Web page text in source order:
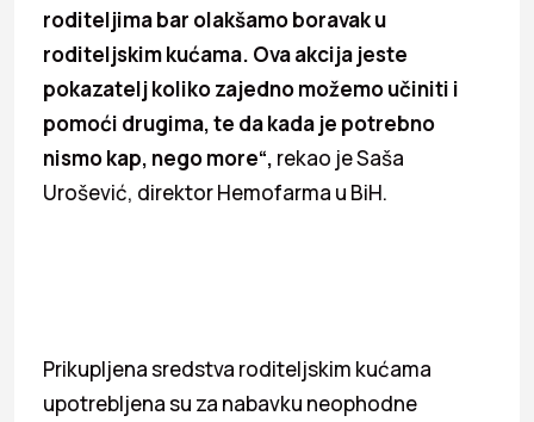
roditeljima bar olakšamo boravak u
roditeljskim kućama. Ova akcija jeste
pokazatelj koliko zajedno možemo učiniti i
pomoći drugima, te da kada je potrebno
nismo kap, nego more“, rekao je Saša
Urošević, direktor Hemofarma u BiH.
Prikupljena sredstva roditeljskim kućama
upotrebljena su za nabavku neophodne